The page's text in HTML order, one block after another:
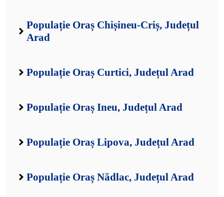
Populație Oraș Chișineu-Criș, Județul
Arad
Populație Oraș Curtici, Județul Arad
Populație Oraș Ineu, Județul Arad
Populație Oraș Lipova, Județul Arad
Populație Oraș Nădlac, Județul Arad